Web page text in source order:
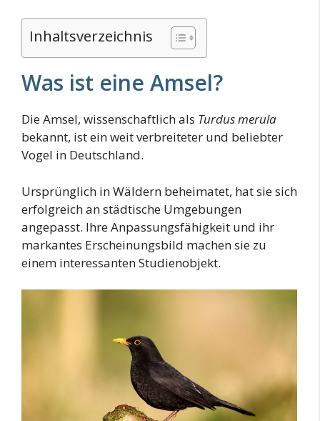
Inhaltsverzeichnis
Was ist eine Amsel?
Die Amsel, wissenschaftlich als Turdus merula
bekannt, ist ein weit verbreiteter und beliebter
Vogel in Deutschland.
Ursprünglich in Wäldern beheimatet, hat sie sich
erfolgreich an städtische Umgebungen
angepasst. Ihre Anpassungsfähigkeit und ihr
markantes Erscheinungsbild machen sie zu
einem interessanten Studienobjekt.